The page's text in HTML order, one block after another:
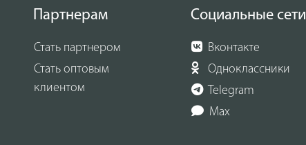
Партнерам
Стать партнером
Стать оптовым
клиентом
Социальные сети
Вконтакте
Одноклассники
Telegram
Max